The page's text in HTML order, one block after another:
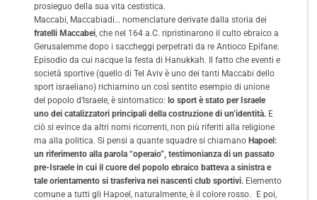
prosieguo della sua vita cestistica.
Maccabi, Maccabiadi… nomenclature derivate dalla storia dei
fratelli Maccabei , che nel 164 a.C. ripristinarono il culto ebraico a
Gerusalemme dopo i saccheggi perpetrati da re Antioco Epifane.
Episodio da cui nacque la festa di Hanukkah. Il fatto che eventi e
società sportive (quello di Tel Aviv è uno dei tanti Maccabi dello
sport israeliano) richiamino un così sentito esempio di unione
del popolo d’Israele, è sintomatico: lo sport è stato per Israele
uno dei catalizzatori principali della costruzione di un’identità. E
ciò si evince da altri nomi ricorrenti, non più riferiti alla religione
ma alla politica. Si pensi a quante squadre si chiamano Hapoel:
un riferimento alla parola “operaio”, testimonianza di un passato
pre-Israele in cui il cuore del popolo ebraico batteva a sinistra e
tale orientamento si trasferiva nei nascenti club sportivi. Elemento
comune a tutti gli Hapoel, naturalmente, è il colore rosso. E poi,